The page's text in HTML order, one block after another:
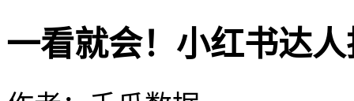
一看就会！小红书达